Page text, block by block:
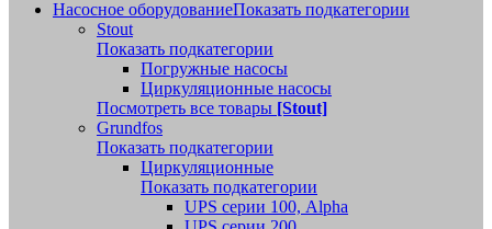
Насосное оборудованиеПоказать подкатегории
Stout
Показать подкатегории
Погружные насосы
Циркуляционные насосы
Посмотреть все товары [Stout]
Grundfos
Показать подкатегории
Циркуляционные
Показать подкатегории
UPS серии 100, Alpha